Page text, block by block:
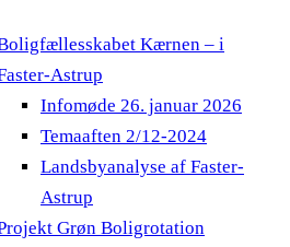
Kærnen – i
Astrup
Infomøde 26. januar 2026
Temaaften 2/12-2024
Landsbyanalyse af Faster-
Astrup
Grøn Boligrotation